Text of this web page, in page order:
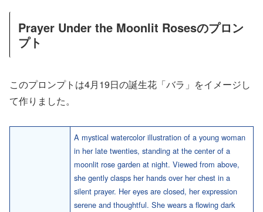
Prayer Under the Moonlit Rosesのプロン
プト
このプロンプトは4月19日の誕生花「バラ」をイメージし
て作りました。
A mystical watercolor illustration of a young woman
in her late twenties, standing at the center of a
moonlit rose garden at night. Viewed from above,
she gently clasps her hands over her chest in a
silent prayer. Her eyes are closed, her expression
serene and thoughtful. She wears a flowing dark